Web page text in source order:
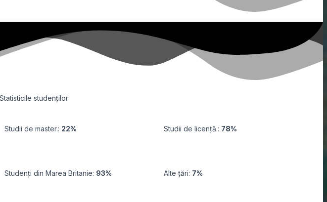
Statisticile studenților
Studii de master.: 22% Studii de licență.: 78%
Studenți din Marea Britanie: 93% Alte țări: 7%